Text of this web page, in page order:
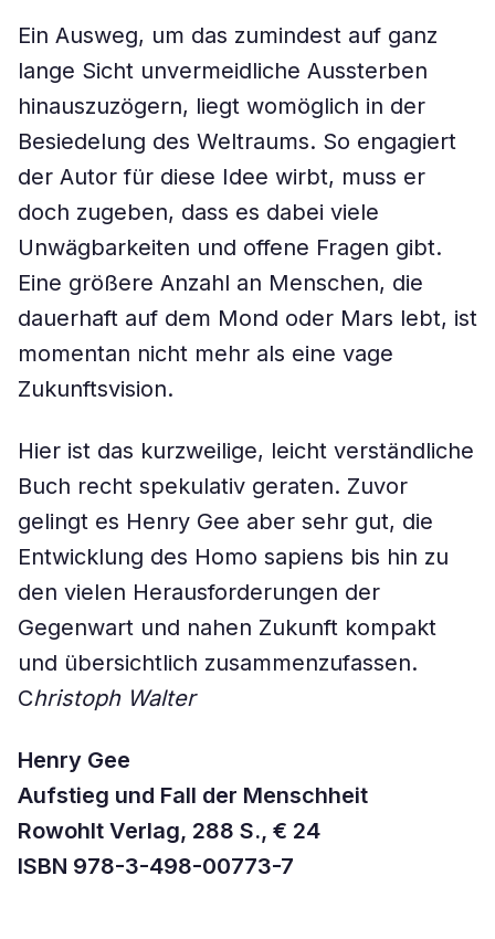
Ein Ausweg, um das zumindest auf ganz
lange Sicht unvermeidliche Aussterben
hinauszuzögern, liegt womöglich in der
Besiedelung des Weltraums. So engagiert
der Autor für diese Idee wirbt, muss er
doch zugeben, dass es dabei viele
Unwägbarkeiten und offene Fragen gibt.
Eine größere Anzahl an Menschen, die
dauerhaft auf dem Mond oder Mars lebt, ist
momentan nicht mehr als eine vage
Zukunftsvision.
Hier ist das kurzweilige, leicht verständliche
Buch recht spekulativ geraten. Zuvor
gelingt es Henry Gee aber sehr gut, die
Entwicklung des Homo sapiens bis hin zu
den vielen Herausforderungen der
Gegenwart und nahen Zukunft kompakt
und übersichtlich zusammenzufassen.
Christoph Walter
Henry Gee
Aufstieg und Fall der Menschheit
Rowohlt Verlag, 288 S., € 24
ISBN 978-3-498-00773-7